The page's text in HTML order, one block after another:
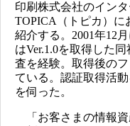
印刷株式会社のイン
TOPICA（トピカ）に
紹介する。2001年12
はVer.1.0を取得した
査を経験。取得後の
ている。認証取得活
を伺った。
「お客さまの情報資